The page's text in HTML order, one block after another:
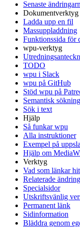
Senaste
Dokumentverktyg
Ladda upp en fil
Massuppladdning
Funktionssida för
wpu-verktyg
TODO
wpu i Slack
wpu på GitHub
Stöd wpu på
Semantisk sökning
Sök i text
Hjälp
Så funkar wpu
Alla instruktioner
Exempel på
Hjälp om
Verktyg
Vad som länkar hit
Relaterade
Specialsidor
Utskriftsvänlig
Permanent länk
Sidinformation
Bläddra genom